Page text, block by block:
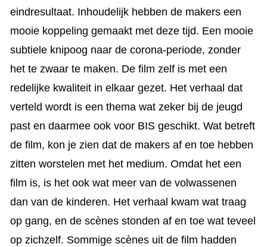
eindresultaat. Inhoudelijk hebben de makers een
mooie koppeling gemaakt met deze tijd. Een mooie
subtiele knipoog naar de corona-periode, zonder
het te zwaar te maken. De film zelf is met een
redelijke kwaliteit in elkaar gezet. Het verhaal dat
verteld wordt is een thema wat zeker bij de jeugd
past en daarmee ook voor BIS geschikt. Wat betreft
de film, kon je zien dat de makers af en toe hebben
zitten worstelen met het medium. Omdat het een
film is, is het ook wat meer van de volwassenen
dan van de kinderen. Het verhaal kwam wat traag
op gang, en de scènes stonden af en toe wat teveel
op zichzelf. Sommige scènes uit de film hadden